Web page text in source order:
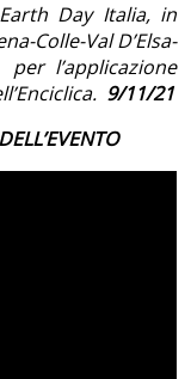
Day Italia, in
Colle-Val D’Elsa-
l’applicazione
9/11/21